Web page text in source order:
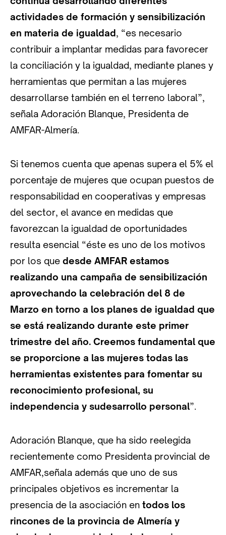
actividades de formación y sensibilización
en materia de igualdad, “es necesario
contribuir a implantar medidas para favorecer
la conciliación y la igualdad, mediante planes y
herramientas que permitan a las mujeres
desarrollarse también en el terreno laboral”,
señala Adoración Blanque, Presidenta de
AMFAR-Almería.
Si tenemos cuenta que apenas supera el 5% el
porcentaje de mujeres que ocupan puestos de
responsabilidad en cooperativas y empresas
del sector, el avance en medidas que
favorezcan la igualdad de oportunidades
resulta esencial “éste es uno de los motivos
por los que desde AMFAR estamos
realizando una campaña de sensibilización
aprovechando la celebración del 8 de
Marzo en torno a los planes de igualdad que
se está realizando durante este primer
trimestre del año. Creemos fundamental que
se proporcione a las mujeres todas las
herramientas existentes para fomentar su
reconocimiento profesional, su
independencia y sudesarrollo personal”.
Adoración Blanque, que ha sido reelegida
recientemente como Presidenta provincial de
AMFAR,señala además que uno de sus
principales objetivos es incrementar la
presencia de la asociación en todos los
rincones de la provincia de Almería y